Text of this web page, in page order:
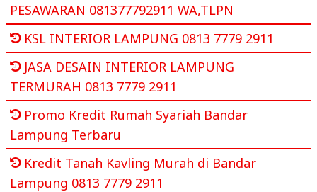
PESAWARAN 081377792911 WA,TLPN
KSL INTERIOR LAMPUNG 0813 7779 2911
JASA DESAIN INTERIOR LAMPUNG
TERMURAH 0813 7779 2911
Promo Kredit Rumah Syariah Bandar
Lampung Terbaru
Kredit Tanah Kavling Murah di Bandar
Lampung 0813 7779 2911